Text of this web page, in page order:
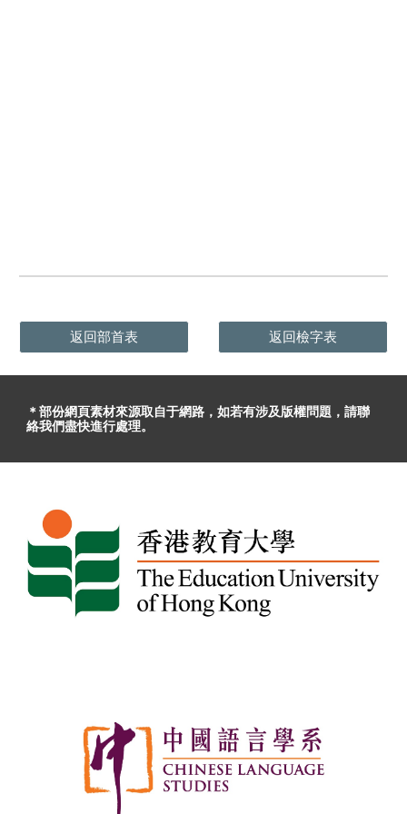
返回部首表 返回檢字表
＊部份網頁素材來源取自于網路，如若有涉及版權問題 ，請聯
絡我們盡快進行處理。